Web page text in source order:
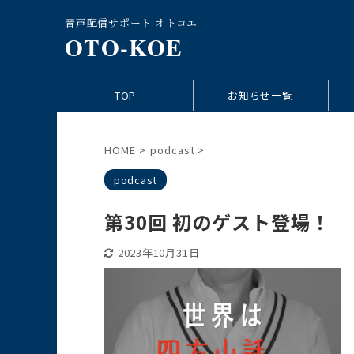
音声配信サポート オトコエ
OTO-KOE
TOP お知らせ一覧
HOME > podcast >
podcast
第30回 初のゲスト登場！
2023年10月31日